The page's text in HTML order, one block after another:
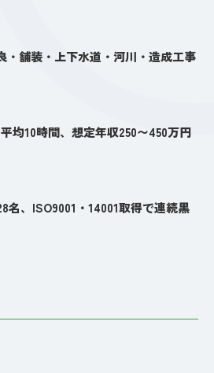
・舗装・上下水道・河川・造成工事
均10時間、想定年収250〜450万円
名、ISO9001・14001取得で連続黒